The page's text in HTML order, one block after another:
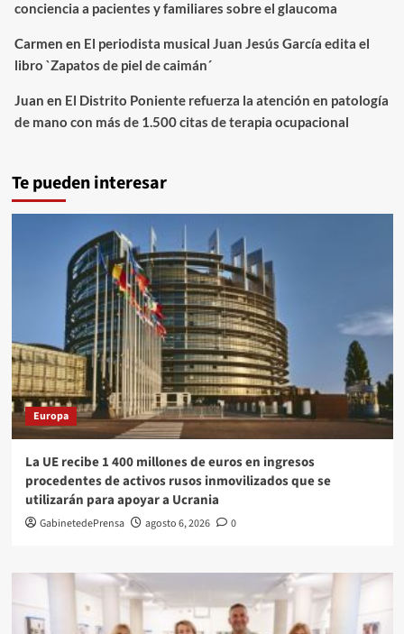
conciencia a pacientes y familiares sobre el glaucoma
Carmen en El periodista musical Juan Jesús García edita el
libro `Zapatos de piel de caimán´
Juan en El Distrito Poniente refuerza la atención en patología
de mano con más de 1.500 citas de terapia ocupacional
Te pueden interesar
Europa
La UE recibe 1 400 millones de euros en ingresos
procedentes de activos rusos inmovilizados que se
utilizarán para apoyar a Ucrania
GabinetedePrensa agosto 6, 2026 0